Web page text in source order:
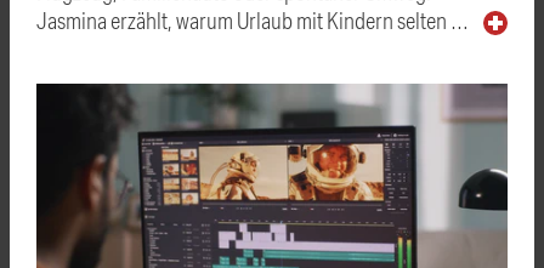
Jasmina erzählt, warum Urlaub mit Kindern selten …